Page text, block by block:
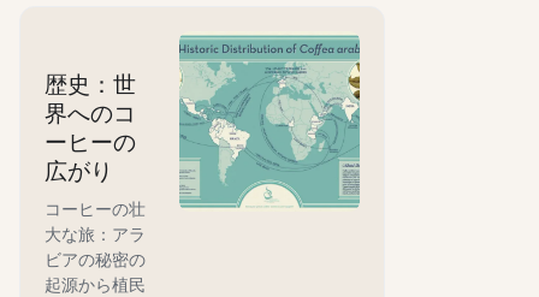
歴史：世
界へのコ
ーヒーの
広がり
コーヒーの壮
大な旅：アラ
ビアの秘密の
起源から植民